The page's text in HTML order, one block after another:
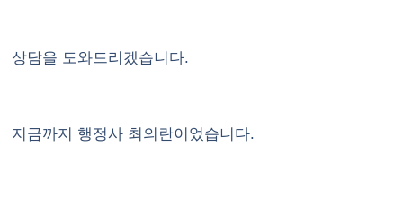
상담을 도와드리겠습니다.
지금까지 행정사 최의란이었습니다.